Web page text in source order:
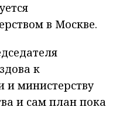
в Москве.
к
и министерству
и сам план пока